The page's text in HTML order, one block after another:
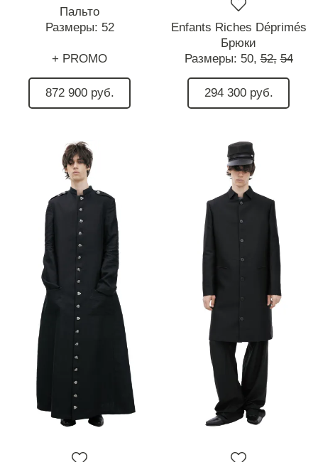
Пальто
Размеры: 52
+ PROMO
872 900 руб.
Enfants Riches Déprimés
Брюки
Размеры: 50, 52, 54
294 300 руб.